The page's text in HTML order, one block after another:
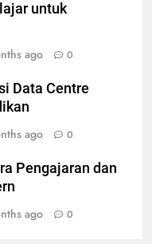
untuk
ago 0
Data Centre
ago 0
Pengajaran dan
ago 0